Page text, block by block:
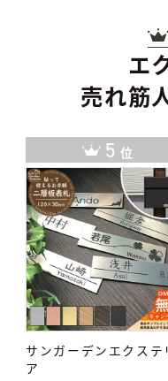
エ
売れ筋
6 位
サンガーデンエクステ
ア